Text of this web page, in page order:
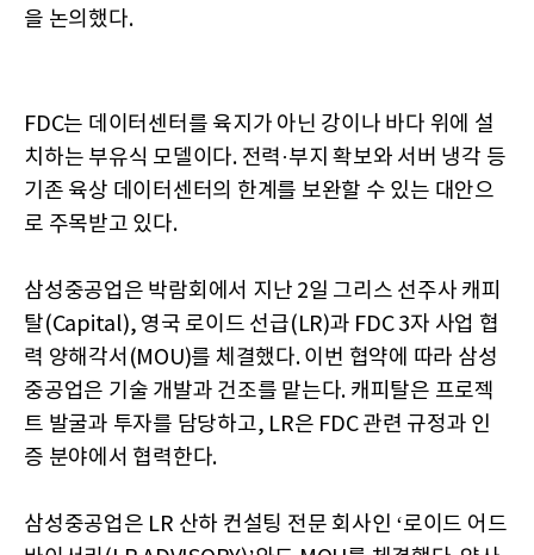
을 논의했다.
FDC는 데이터센터를 육지가 아닌 강이나 바다 위에 설
치하는 부유식 모델이다. 전력·부지 확보와 서버 냉각 등
기존 육상 데이터센터의 한계를 보완할 수 있는 대안으
로 주목받고 있다.
삼성중공업은 박람회에서 지난 2일 그리스 선주사 캐피
탈(Capital), 영국 로이드 선급(LR)과 FDC 3자 사업 협
력 양해각서(MOU)를 체결했다. 이번 협약에 따라 삼성
중공업은 기술 개발과 건조를 맡는다. 캐피탈은 프로젝
트 발굴과 투자를 담당하고, LR은 FDC 관련 규정과 인
증 분야에서 협력한다.
삼성중공업은 LR 산하 컨설팅 전문 회사인 ‘로이드 어드